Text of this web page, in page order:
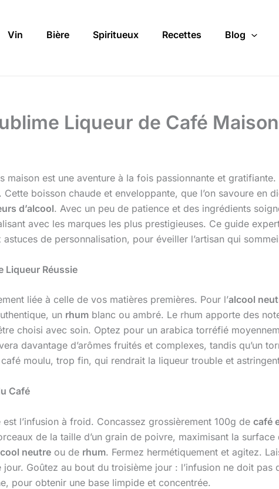
Vin Bière Spiritueux Recettes Blog
Liqueur de Café
maison est une aventure à la fois passionnante et
boisson chaude et enveloppante, que l’on savoure en
d’alcool. Avec un peu de patience et des ingrédients
avec les marques les plus prestigieuses. Ce guide
de personnalisation, pour éveiller l’artisan qui
Liqueur Réussie
liée à celle de vos matières premières. Pour l’alcool
un rhum blanc ou ambré. Le rhum apporte des
choisi avec soin. Optez pour un arabica torréfié
davantage d’arômes fruités et complexes, tandis qu’un
moulu, trop fin, qui rendrait la liqueur trouble et
Café
l’infusion à froid. Concassez grossièrement 100g de café
de la taille d’un grain de poivre, maximisant la
neutre ou de rhum. Fermez hermétiquement et agitez.
Goûtez au bout du troisième jour : l’infusion ne doit
pour obtenir une base limpide et concentrée.